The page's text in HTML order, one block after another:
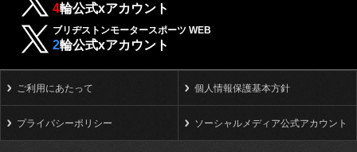
4輪公式xアカウント
ブリヂストンモータースポーツ WEB
2輪公式xアカウント
ご利用にあたって 個人情報保護基本方針
プライバシーポリシー ソーシャルメディア公式アカウント